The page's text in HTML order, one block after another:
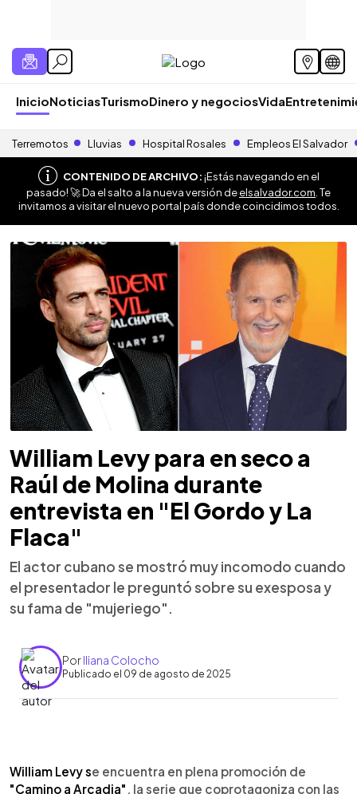
InicioNoticiasTurismoDinero y negociosVida
Terremotos Lluvias Hospital Rosales Empleos El Salvador
CONTENIDO DE ARCHIVO:¡Estás navegando en el
pasado! 🚀 Da el salto a la nueva versión deelsalvador.com . Te
invitamos a visitar el nuevo portal país donde coincidimos todos.
William Levy para en seco a
Raúl de Molina durante
entrevista en "El Gordo y La
Flaca"
El actor cubano se mostró muy incomodo cuando
el presentador le preguntó sobre su exesposa y
su fama de "mujeriego".
PorIliana Colocho
Publicado el 09 de agosto de 2025
► Escuchar artículo
William Levy se encuentra en plena promoción de
"Camino a Arcadia" , la serie que coprotagoniza con las